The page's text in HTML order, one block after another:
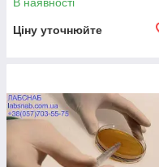
Ціну уточнюйте